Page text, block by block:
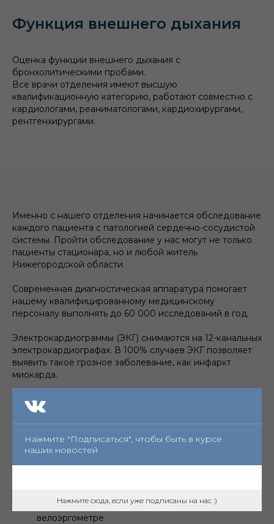
Функция внешнего дыхания
Оценка функции внешнего дыхания с
бронхолитическими пробами.
Все врачи отделения имеют высшую
квалификационную категорию, работают совместно с
кардиологами, реаниматологами, кардиохирургами,
рентгенхирургами.
Именно с нашего отделения начинается обследование
каждого пациента с патологией сердечно-сосудистой
системы. Пройти обследование у нас могут не только
пациенты стационара, но и любой житель
Нижегородской области.
Современная диагностическая аппаратура помогает
нашему квалифицированному медицинскому
персоналу выполнять до 60 000 исследований в год.
Электрокардиограммы (ЭКГ) снимаются на 12-канальных
электрокардиографах. В 100% случаев ЭКГ позволяет
выявить такое грозное заболевание, как инфаркт
миокарда.
Также мы выполняем все основные виды
функциональных исследований, применяемых в
кардиологии:
эхокардиография (УЗИ сердца), в том числе с
оценкой диссинхронии миокарда
чрезпищеводная эхокардиография, которая
стресс-ЭКГ-проба-нагрузочная проба на
велоэргометре
Нажмите "Подписаться", чтобы быть в курсе
наших новостей
Нажмите сюда, если уже подписаны на нас :)